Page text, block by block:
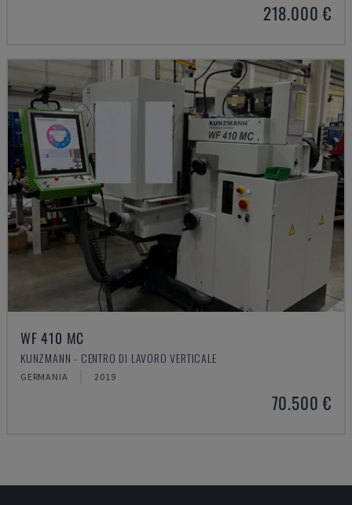
218.000 €
WF 410 MC
KUNZMANN - CENTRO DI LAVORO VERTICALE
GERMANIA 2019
70.500 €